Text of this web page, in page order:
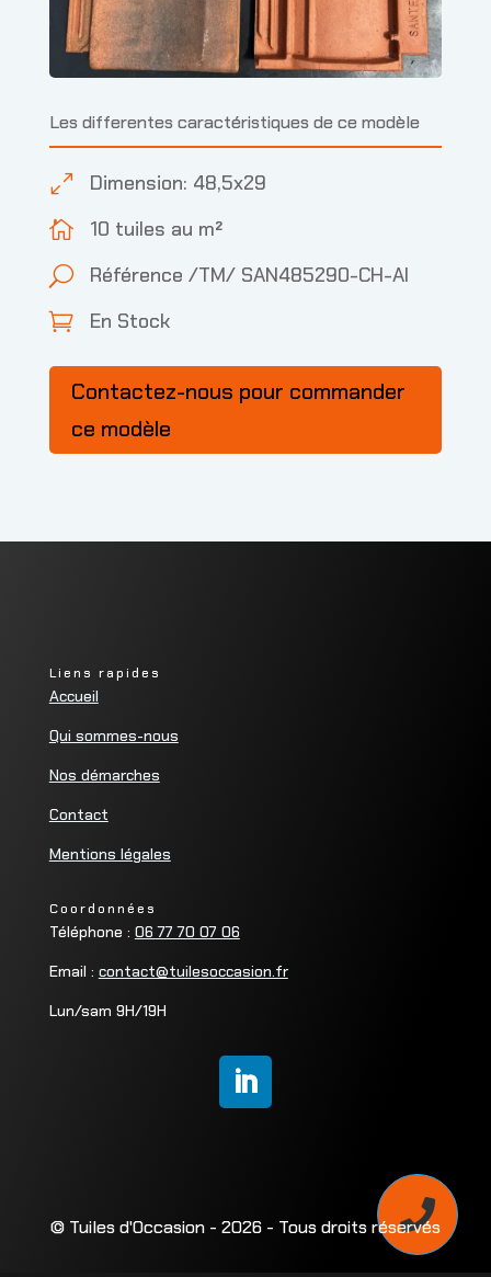
Les differentes caractéristiques de ce modèle
0 Dimension: 48,5x29
 10 tuiles au m²
U Référence /TM/ SAN485290-CH-AI
 En Stock
Contactez-nous pour commander
ce modèle
Liens rapides
Accueil
Qui sommes-nous
Nos démarches
Contact
Mentions légales
Coordonnées
Téléphone : 06 77 70 07 06
Email : contact@tuilesoccasion.fr
Lun/sam 9H/19H

© Tuiles d'Occasion - 2026 - Tous droits réservés